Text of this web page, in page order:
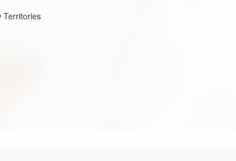
Territories